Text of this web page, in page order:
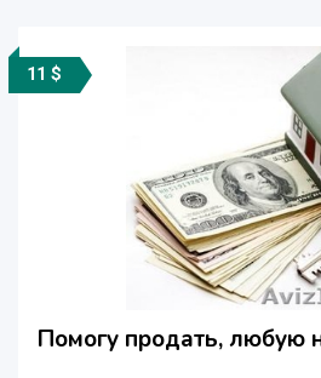
11 $
Помогу продать, любую